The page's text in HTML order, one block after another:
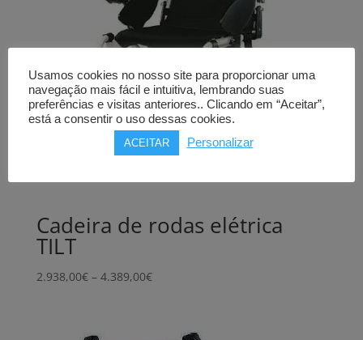
Cadeira de rodas elétrica
TILT
2.938,00€ – 4.389,00€Price
through
Usamos cookies no nosso site para proporcionar uma
navegação mais fácil e intuitiva, lembrando suas
preferências e visitas anteriores.. Clicando em “Aceitar”,
está a consentir o uso dessas cookies.
ACEITAR Personalizar